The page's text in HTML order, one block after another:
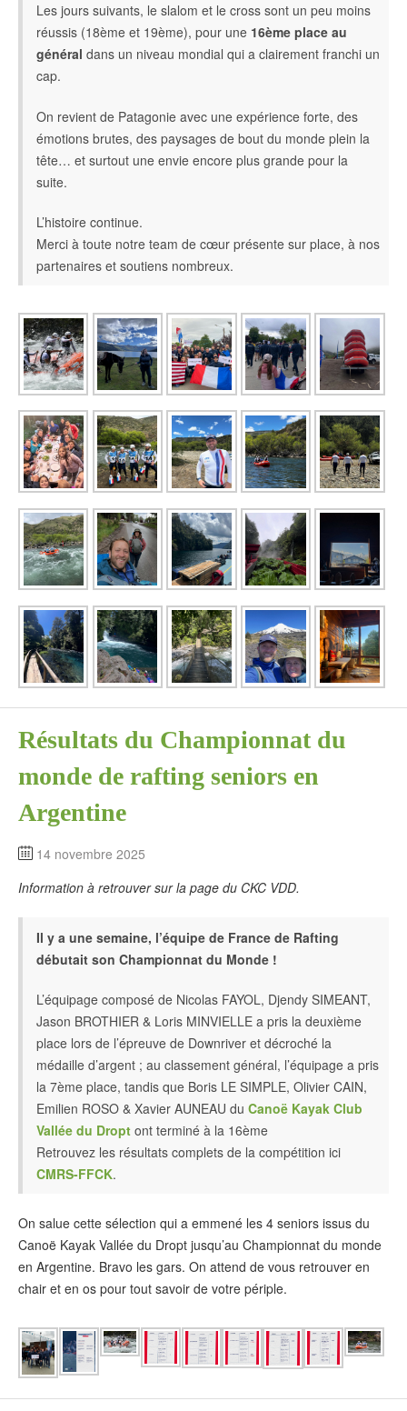
Les jours suivants, le slalom et le cross sont un peu moins
réussis (18ème et 19ème), pour une 16ème place au
général dans un niveau mondial qui a clairement franchi un
cap.
On revient de Patagonie avec une expérience forte, des
émotions brutes, des paysages de bout du monde plein la
tête… et surtout une envie encore plus grande pour la
suite.
L’histoire continue.
Merci à toute notre team de cœur présente sur place, à nos
partenaires et soutiens nombreux.
Résultats du Championnat du
monde de rafting seniors en
Argentine
14 novembre 2025
Information à retrouver sur la page du CKC VDD.
Il y a une semaine, l’équipe de France de Rafting
débutait son Championnat du Monde !
L’équipage composé de Nicolas FAYOL, Djendy SIMEANT,
Jason BROTHIER & Loris MINVIELLE a pris la deuxième
place lors de l’épreuve de Downriver et décroché la
médaille d’argent ; au classement général, l’équipage a pris
la 7ème place, tandis que Boris LE SIMPLE, Olivier CAIN,
Emilien ROSO & Xavier AUNEAU du Canoë Kayak Club
Vallée du Dropt ont terminé à la 16ème
Retrouvez les résultats complets de la compétition ici
CMRS-FFCK.
On salue cette sélection qui a emmené les 4 seniors issus du
Canoë Kayak Vallée du Dropt jusqu’au Championnat du monde
en Argentine. Bravo les gars. On attend de vous retrouver en
chair et en os pour tout savoir de votre périple.